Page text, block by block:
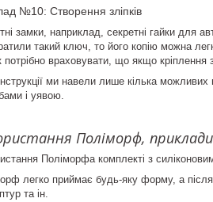
№10: Створення зліпків
замки, наприклад, секретні гайки для
такий ключ, то його копію можна
потрібно враховувати, що якщо
ми навели лише кілька
і уявою.
Поліморф, приклади
Поліморфа комплекті з
легко приймає будь-яку форму, а
та ін.